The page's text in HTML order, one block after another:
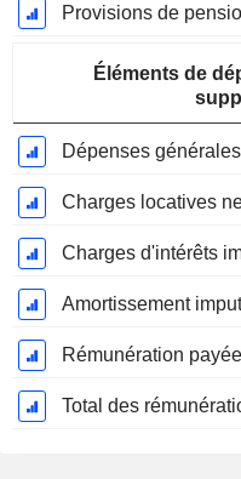
Provisions de
Éléments de
Dépenses
Charges locatives
Rémunération